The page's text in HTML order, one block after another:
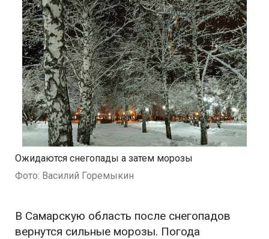
Ожидаются снегопады а затем морозы
Фото: Василий Горемыкин
В Самарскую область после снегопадов
вернутся сильные морозы. Погода